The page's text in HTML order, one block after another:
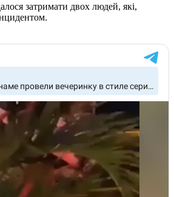
затримати двох людей, які,